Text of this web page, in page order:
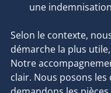
une
Selon le contexte,
démarche la plus
Notre
clair. Nous posons